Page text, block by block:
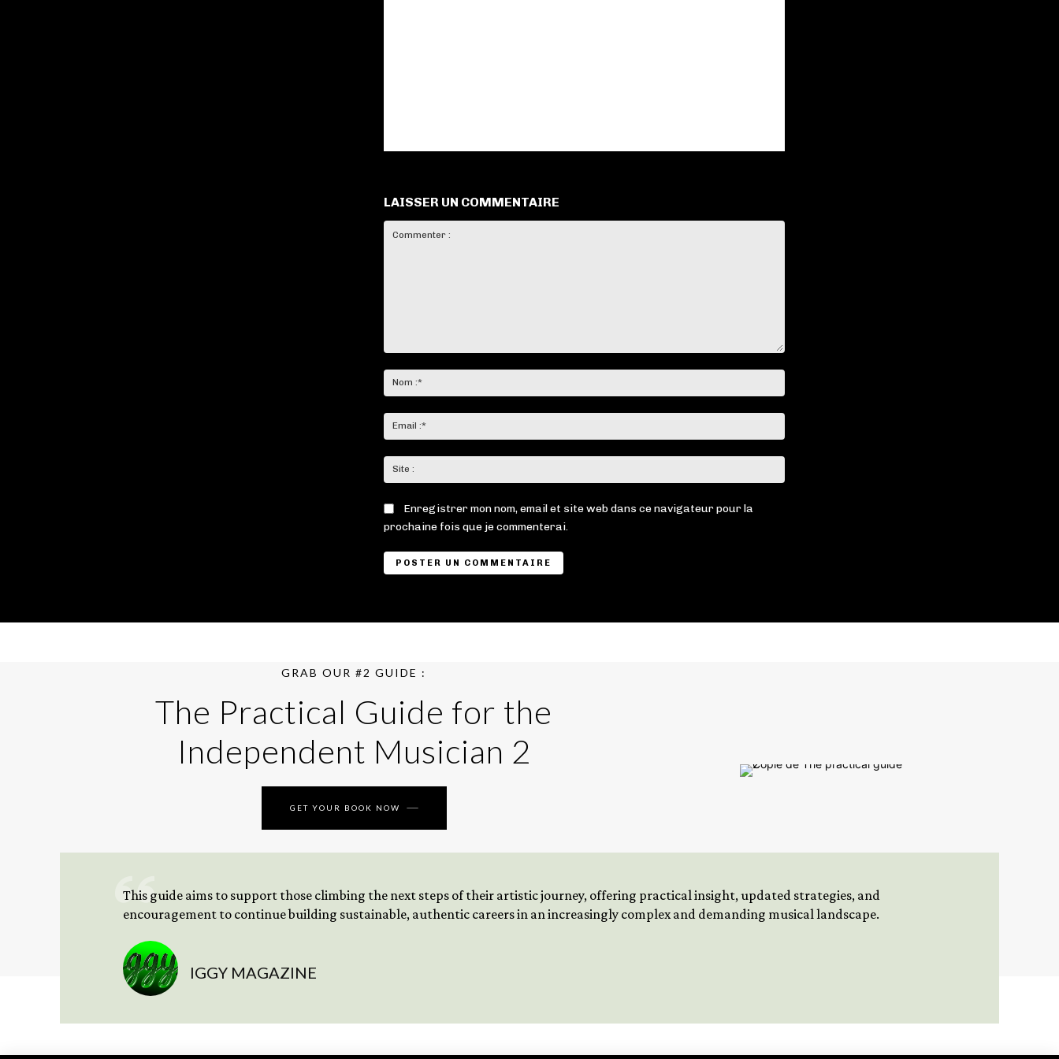
LAISSER UN COMMENTAIRE
:*
:*
:
Enregistrer mon nom, email et site web dans ce navigateur pour la
prochaine fois que je commenterai.
GRAB OUR #2 GUIDE :
The Practical Guide for the
Independent Musician 2
GET YOUR BOOK NOW
This guide aims to support those climbing the next steps of their artistic journey, offering practical insight, updated strategies, and
encouragement to continue building sustainable, authentic careers in an increasingly complex and demanding musical landscape.
IGGY MAGAZINE